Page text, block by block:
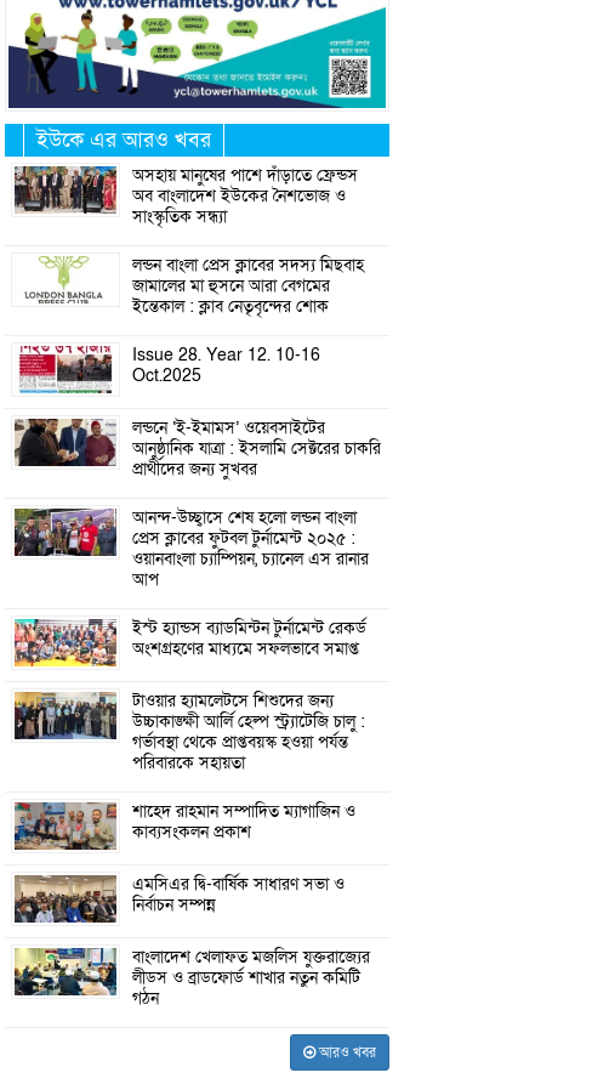
ইউকে এর আরও খবর
অসহায় মানুষের পাশে দাঁড়াতে ফ্রেন্ডস
অব বাংলাদেশ ইউকের নৈশভোজ ও
সাংস্কৃতিক সন্ধ্যা
লন্ডন বাংলা প্রেস ক্লাবের সদস্য মিছবাহ
জামালের মা হুসনে আরা বেগমের
ইন্তেকাল : ক্লাব নেতৃবৃন্দের শোক
Issue 28. Year 12. 10-16
Oct.2025
লন্ডনে ‘ই-ইমামস’ ওয়েবসাইটের
আনুষ্ঠানিক যাত্রা : ইসলামি সেক্টরের চাকরি
প্রার্থীদের জন্য সুখবর
আনন্দ-উচ্ছ্বাসে শেষ হলো লন্ডন বাংলা
প্রেস ক্লাবের ফুটবল টুর্নামেন্ট ২০২৫ :
ওয়ানবাংলা চ্যাম্পিয়ন, চ্যানেল এস রানার
আপ
ইস্ট হ্যান্ডস ব্যাডমিন্টন টুর্নামেন্ট রেকর্ড
অংশগ্রহণের মাধ্যমে সফলভাবে সমাপ্ত
টাওয়ার হ্যামলেটসে শিশুদের জন্য
উচ্চাকাঙ্ক্ষী আর্লি হেল্প স্ট্র্যাটেজি চালু :
গর্ভাবস্থা থেকে প্রাপ্তবয়স্ক হওয়া পর্যন্ত
পরিবারকে সহায়তা
শাহেদ রাহমান সম্পাদিত ম্যাগাজিন ও
কাব্যসংকলন প্রকাশ
এমসিএর দ্বি-বার্ষিক সাধারণ সভা ও
নির্বাচন সম্পন্ন
বাংলাদেশ খেলাফত মজলিস যুক্তরাজ্যের
লীডস ও ব্রাডফোর্ড শাখার নতুন কমিটি
গঠন
আরও খবর